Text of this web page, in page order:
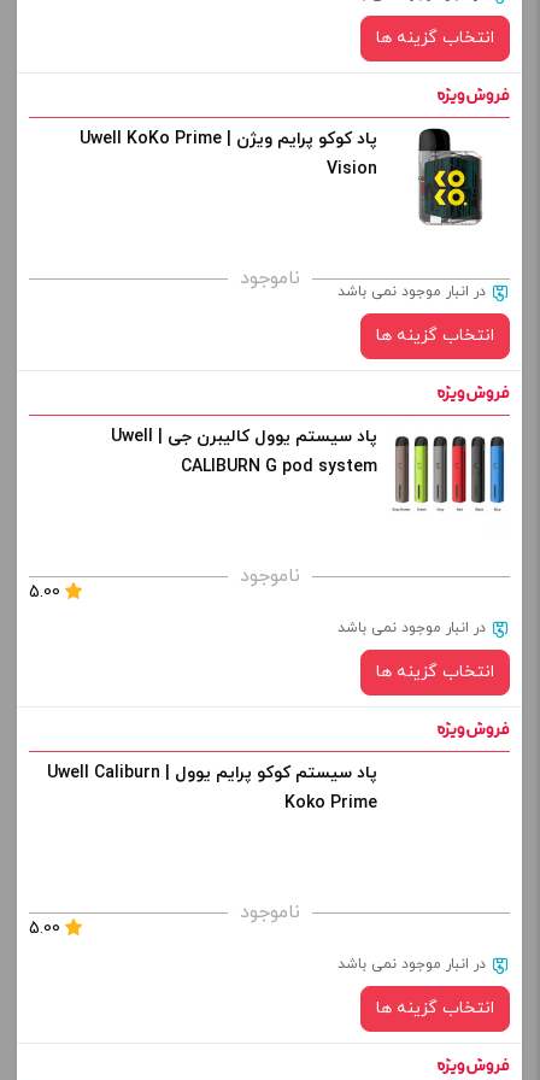
+
انتخاب گزینه ها
رنگ:
برای فعال شدن سبد خرید و نمایش قیمت ، گزینه های محصول را
از کادر بالا انتخاب کنید.
+
افزودن به سبد خرید
پاد کوکو پرایم ویژن | Uwell KoKo Prime
Vision
ناموجود در انبار موجود نمی باشد
انتخاب گزینه ها
رنگ:
برای فعال شدن سبد خرید و نمایش قیمت ، گزینه های محصول را
+
پاد سیستم یوول کالیبرن جی | Uwell
CALIBURN G pod system
ناموجود
5.00
در انبار موجود نمی باشد
انتخاب گزینه ها
رنگ:
برای فعال شدن سبد خرید و نمایش قیمت ، گزینه های محصول را
+
پاد سیستم کوکو پرایم یوول | Uwell Caliburn
Koko Prime
ناموجود
5.00
در انبار موجود نمی باشد
انتخاب گزینه ها